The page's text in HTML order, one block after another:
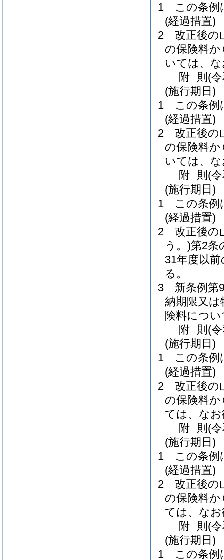
1
この条例
(経過措置)
2
改正後の
の保険料
いては、
附 則 (
(施行期日)
1
この条例
(経過措置)
2
改正後の
の保険料
いては、
附 則 (
(施行期日)
1
この条例
(経過措置)
2
改正後の
う。)第2条
31年度以
る。
3
新条例第
納期限又は
険料につ
附 則 (
(施行期日)
1
この条例
(経過措置)
2
改正後の
の保険料
ては、な
附 則 (
(施行期日)
1
この条例
(経過措置)
2
改正後の
の保険料
ては、な
附 則 (
(施行期日)
1
この条例